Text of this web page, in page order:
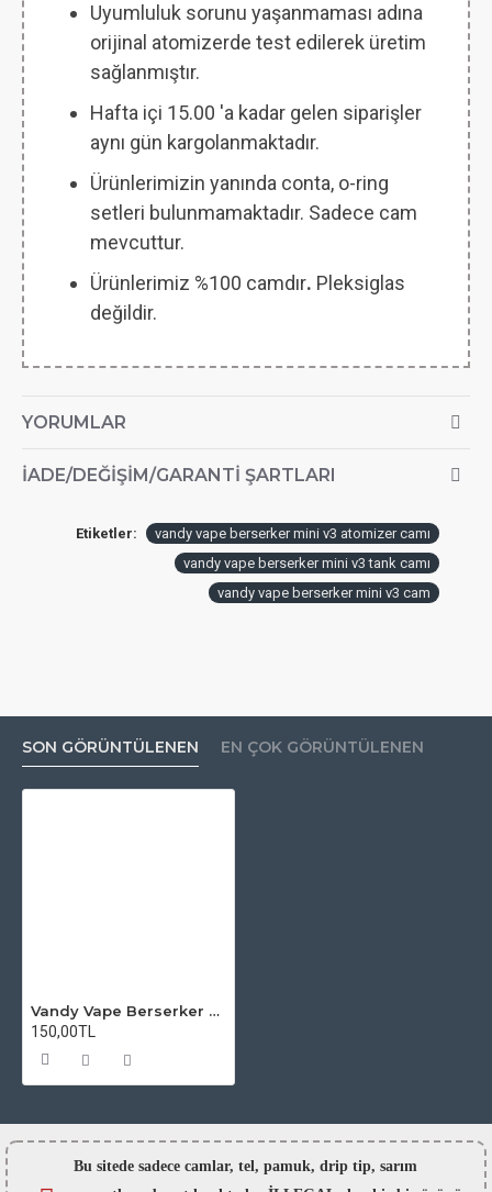
Uyumluluk sorunu yaşanmaması adına
orijinal atomizerde test edilerek üretim
sağlanmıştır.
Hafta içi 15.00 'a kadar gelen siparişler
aynı gün kargolanmaktadır.
Ürünlerimizin yanında conta, o-ring
setleri bulunmamaktadır. Sadece cam
mevcuttur.
Ürünlerimiz %100 camdır. Pleksiglas
değildir.
YORUMLAR
İADE/DEĞIŞIM/GARANTI ŞARTLARI
Etiketler:
vandy vape berserker mini v3 atomizer camı
vandy vape berserker mini v3 tank camı
vandy vape berserker mini v3 cam
SON GÖRÜNTÜLENEN EN ÇOK GÖRÜNTÜLENEN
Vandy Vape Berserker Mini V3 Atomizer Camı
150,00TL
Bu sitede sadece camlar, tel, pamuk, drip tip, sarım